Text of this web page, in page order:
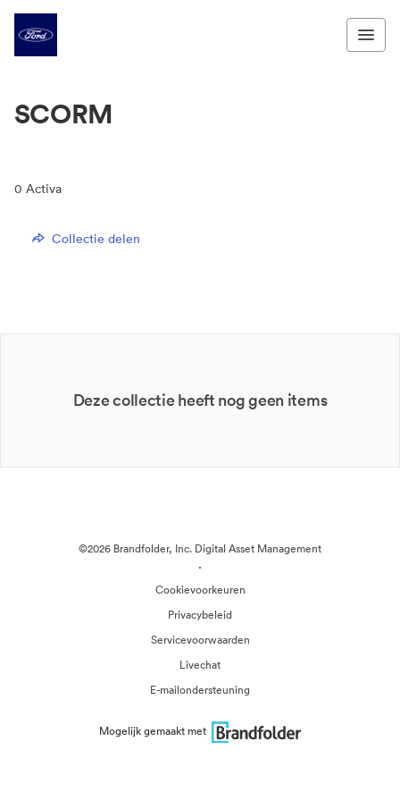
SCORM
0 Activa
Collectie delen
Deze collectie heeft nog geen items
©2026 Brandfolder, Inc. Digital Asset Management
·
Cookievoorkeuren
Privacybeleid
Servicevoorwaarden
Livechat
E-mailondersteuning
Mogelijk gemaakt met